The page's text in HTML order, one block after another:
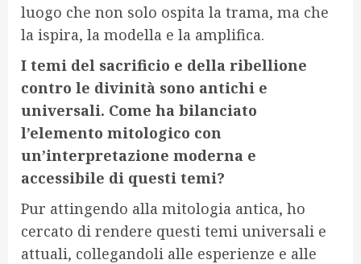
luogo che non solo ospita la trama, ma che
la ispira, la modella e la amplifica.
I temi del sacrificio e della ribellione
contro le divinità sono antichi e
universali. Come ha bilanciato
l’elemento mitologico con
un’interpretazione moderna e
accessibile di questi temi?
Pur attingendo alla mitologia antica, ho
cercato di rendere questi temi universali e
attuali, collegandoli alle esperienze e alle